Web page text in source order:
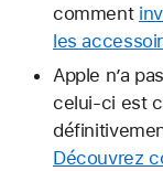
comment
les
Apple n’a
celui-ci est
Découvrez